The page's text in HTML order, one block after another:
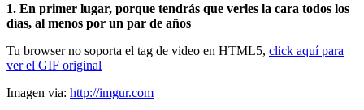
1. En primer lugar, porque tendrás que verles la cara todos los
días, al menos por un par de años
Tu browser no soporta el tag de video en HTML5, click aquí para
ver el GIF original
Imagen via: http://imgur.com